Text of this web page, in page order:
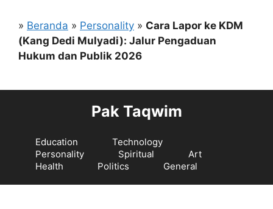
» Beranda » Personality » Cara Lapor ke KDM
(Kang Dedi Mulyadi): Jalur Pengaduan
Hukum dan Publik 2026
Pak Taqwim
Education
Technology
Personality
Spiritual
Art
Health
Politics General